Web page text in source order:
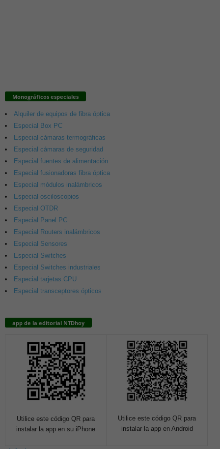
Monográficos especiales
Alquiler de equipos de fibra óptica
Especial Box PC
Especial cámaras termográficas
Especial cámaras de seguridad
Especial fuentes de alimentación
Especial fusionadoras fibra óptica
Especial módulos inalámbricos
Especial osciloscopios
Especial OTDR
Especial Panel PC
Especial Routers inalámbricos
Especial Sensores
Especial Switches
Especial Switches industriales
Especial tarjetas CPU
Especial transceptores ópticos
app de la editorial NTDhoy
Utilice este código QR para
instalar la app en su iPhone
Utilice este código QR para
instalar la app en Android